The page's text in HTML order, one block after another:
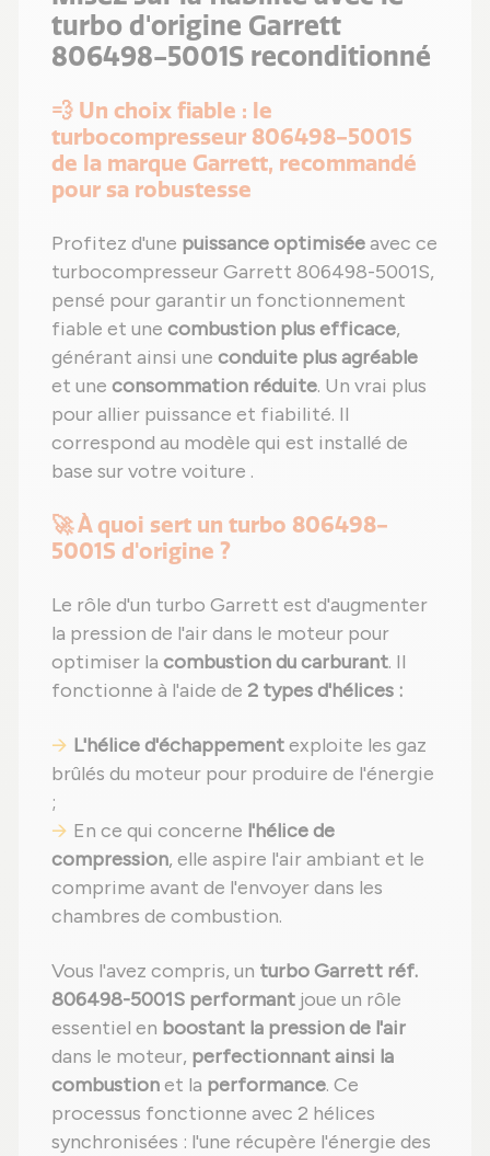
turbo d'origine Garrett
806498-5001S reconditionné
💨 Un choix fiable : le
turbocompresseur 806498-5001S
de la marque Garrett, recommandé
pour sa robustesse
Profitez d'une puissance optimiséeavec ce
turbocompresseur Garrett 806498-5001S,
pensé pour garantir un fonctionnement
fiable et une combustion plus efficace,
générant ainsi une conduite plus agréable
et une consommation réduite. Un vrai plus
pour allier puissance et fiabilité. Il
correspond au modèle qui est installé de
base sur votre voiture .
🚀 À quoi sert un turbo 806498-
5001S d'origine ?
Le rôle d'un turbo Garrett est d'augmenter
la pression de l'air dans le moteur pour
optimiser la combustion du carburant. Il
fonctionne à l'aide de 2 types d'hélices :
L'hélice d'échappementexploite les gaz
brûlés du moteur pour produire de l'énergie
;
En ce qui concerne l'hélice de
compression, elle aspire l'air ambiant et le
comprime avant de l'envoyer dans les
chambres de combustion.
Vous l'avez compris, un turbo Garrett réf.
806498-5001S performant joue un rôle
essentiel en boostant la pression de l'air
dans le moteur, perfectionnant ainsi la
combustionet la performance. Ce
processus fonctionne avec 2 hélices
synchronisées : l'une récupère l'énergie des